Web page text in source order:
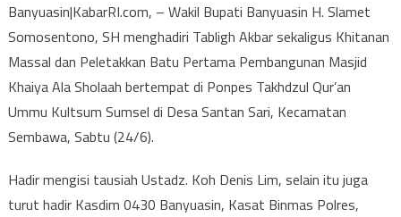
Banyuasin|KabarRI.com, – Wakil Bupati Banyuasin H. Slamet
Somosentono, SH menghadiri Tabligh Akbar sekaligus Khitanan
Massal dan Peletakkan Batu Pertama Pembangunan Masjid
Khaiya Ala Sholaah bertempat di Ponpes Takhdzul Qur’an
Ummu Kultsum Sumsel di Desa Santan Sari, Kecamatan
Sembawa, Sabtu (24/6).
Hadir mengisi tausiah Ustadz. Koh Denis Lim, selain itu juga
turut hadir Kasdim 0430 Banyuasin, Kasat Binmas Polres,